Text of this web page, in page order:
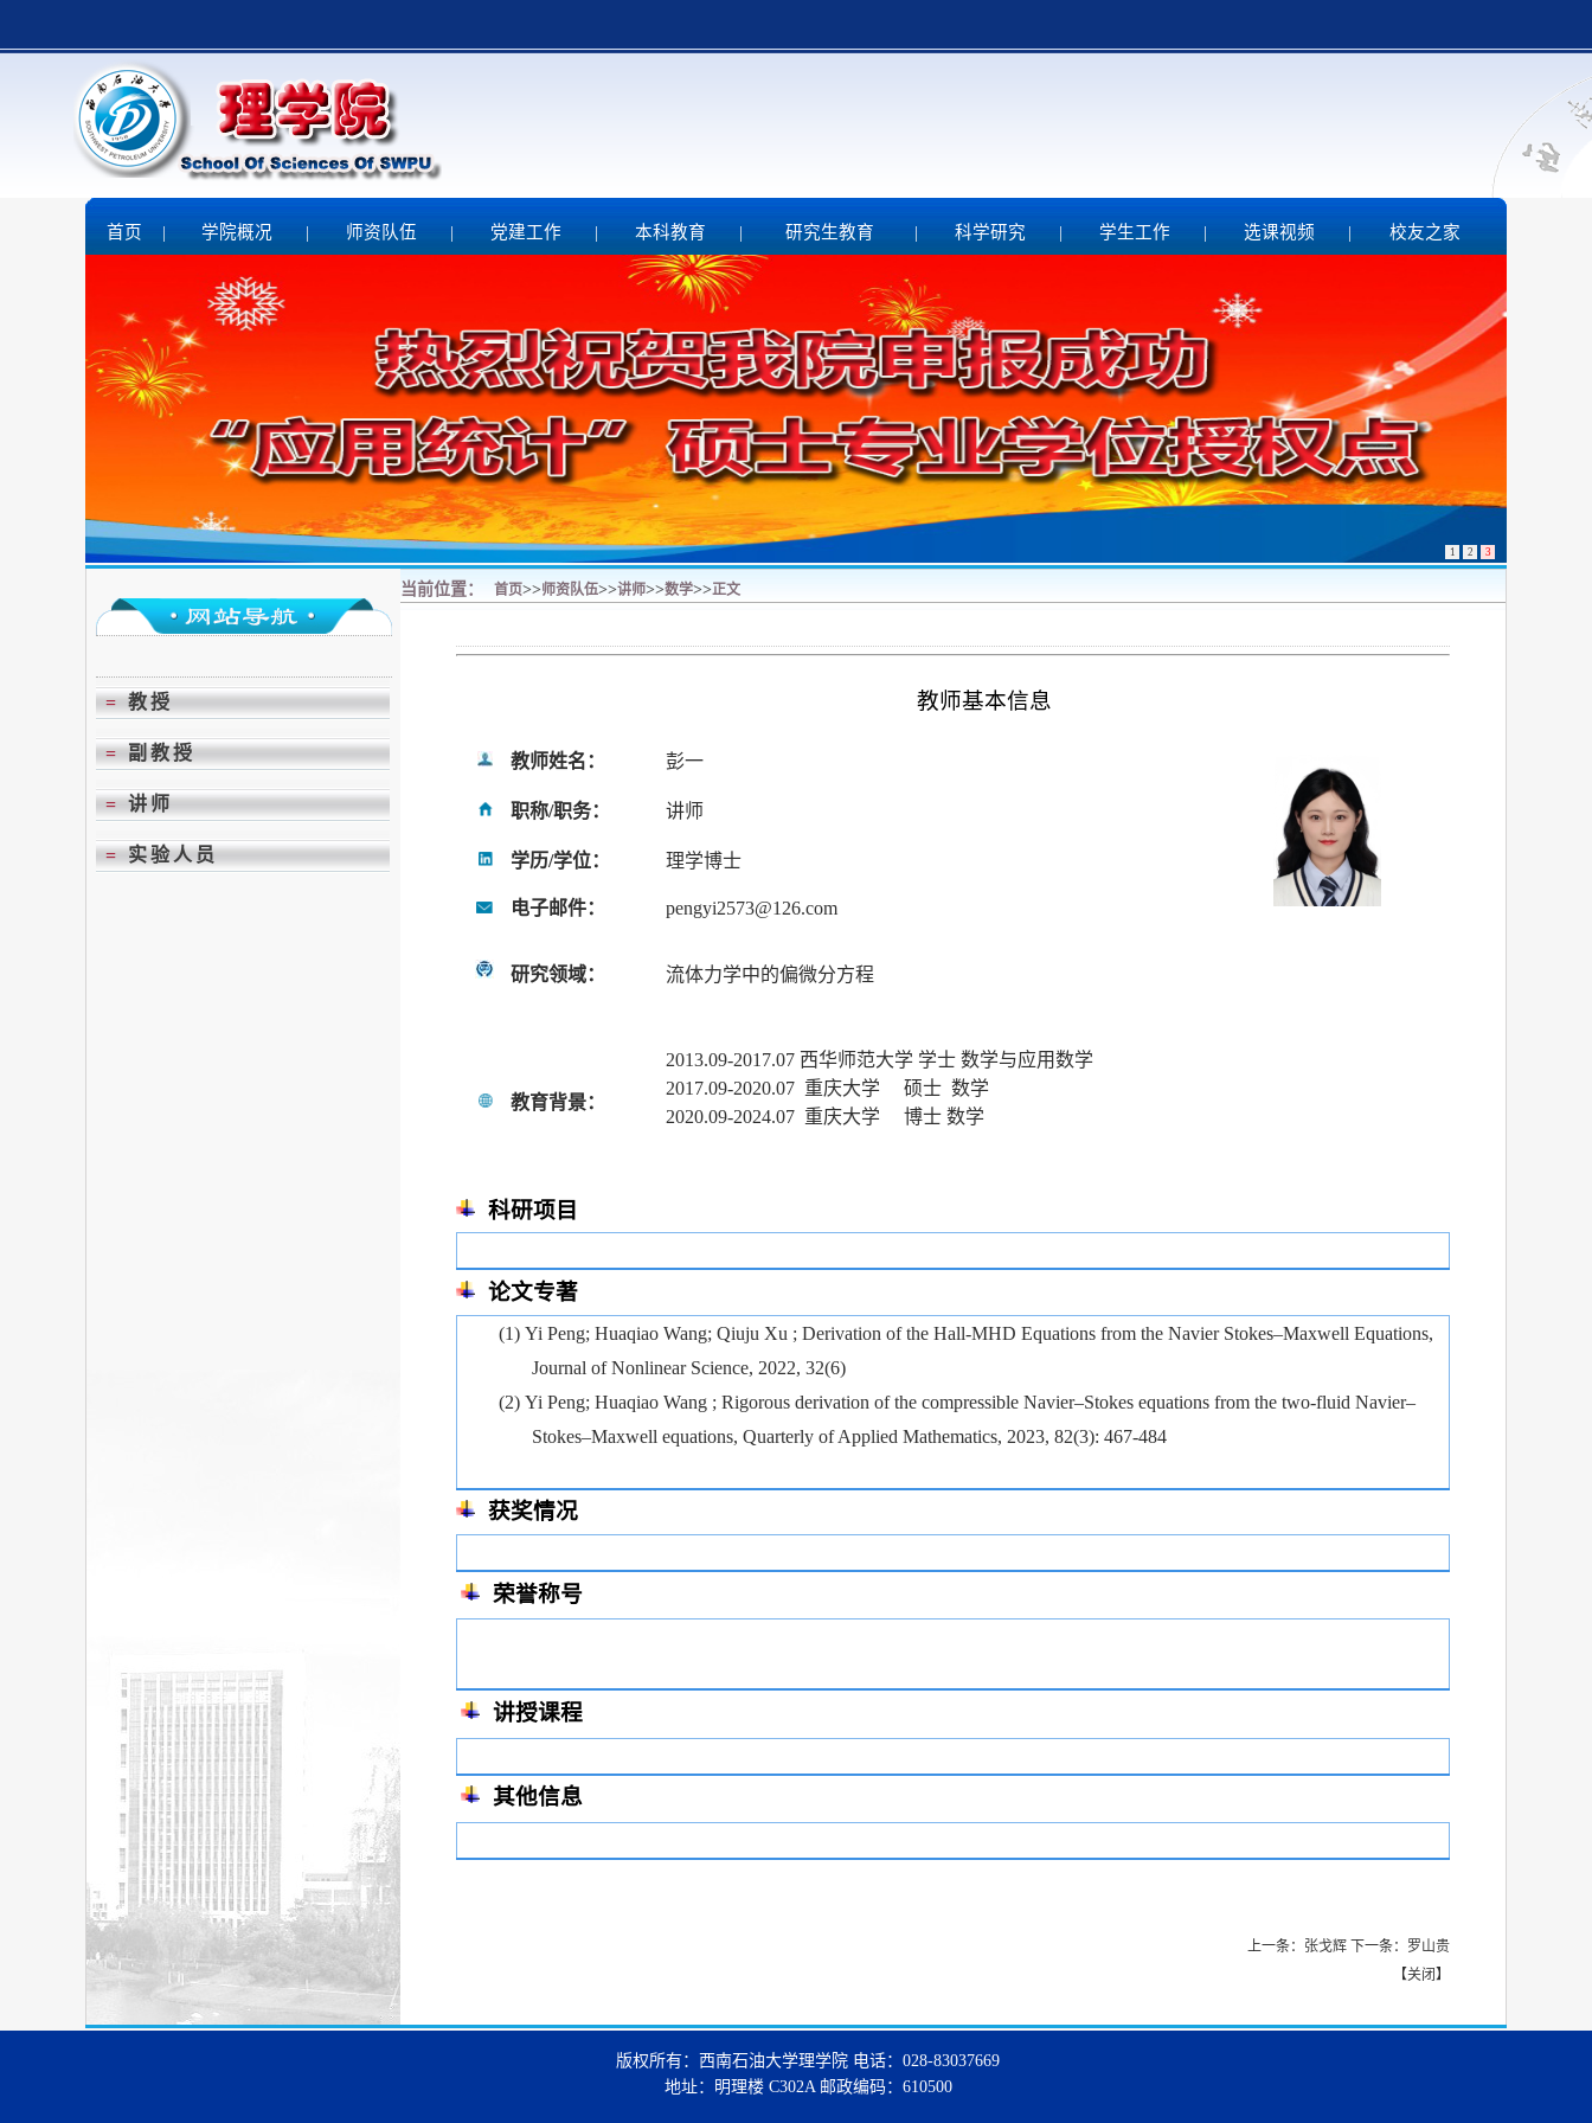
首页 | 学院概况 | 师资队伍 | 党建工作 | 本科教育 | 研究生教育 | 科学研究 | 学生工作 | 选课视频 | 校友之家
1 2 3
=教授
=副教授
=讲师
=实验人员
当前位置： 首页>>师资队伍>>讲师>>数学>>正文
教师基本信息
教师姓名： 彭一
职称/职务： 讲师
学历/学位： 理学博士
电子邮件： pengyi2573@126.com
研究领域： 流体力学中的偏微分方程
教育背景：
2013.09-2017.07 西华师范大学 学士 数学与应用数学
2017.09-2020.07 重庆大学 硕士 数学
2020.09-2024.07 重庆大学 博士 数学
科研项目
论文专著
(1)Yi Peng; Huaqiao Wang; Qiuju Xu ; Derivation of the Hall-MHD Equations from the Navier Stokes–Maxwell Equations,
Journal of Nonlinear Science, 2022, 32(6)
(2)Yi Peng; Huaqiao Wang ; Rigorous derivation of the compressible Navier–Stokes equations from the two-fluid Navier–
Stokes–Maxwell equations, Quarterly of Applied Mathematics, 2023, 82(3): 467-484
获奖情况
荣誉称号
讲授课程
其他信息
上一条： 张戈辉 下一条： 罗山贵
【关闭】
版权所有：西南石油大学理学院 电话：028-83037669
地址：明理楼 C302A 邮政编码：610500